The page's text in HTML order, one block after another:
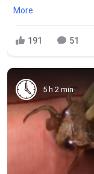
More
191 51
5 h 2 min